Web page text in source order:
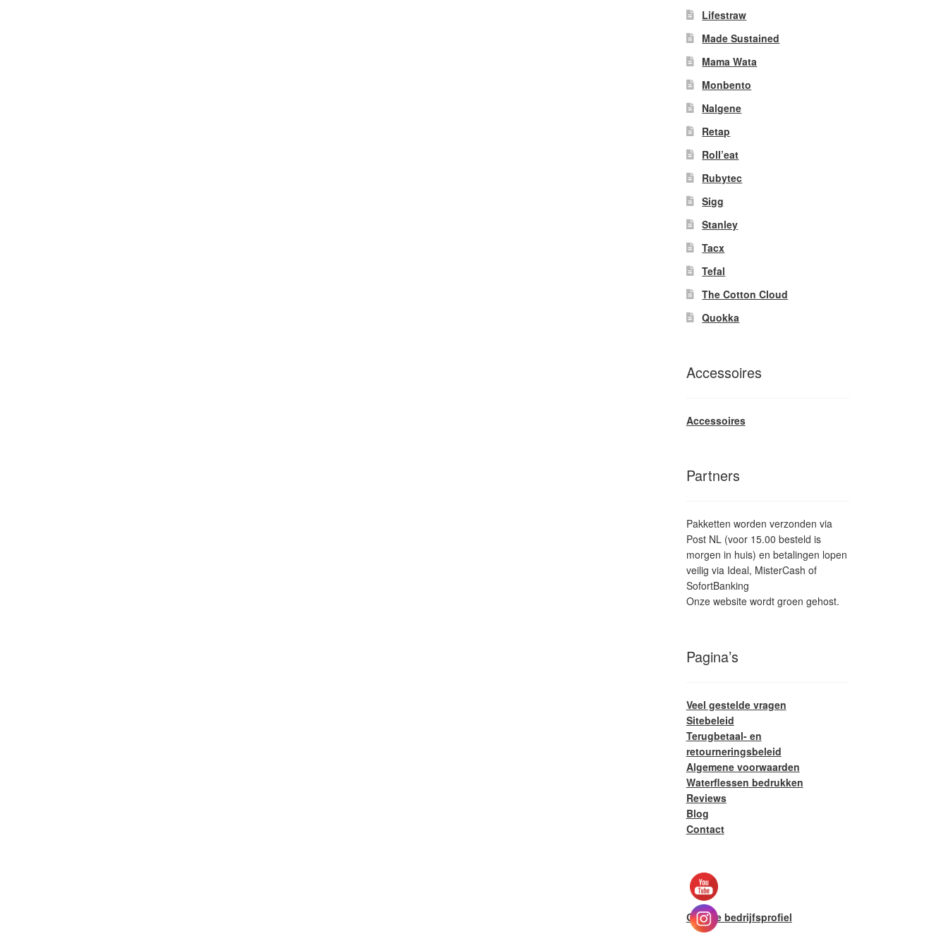
Lifestraw
Made Sustained
Mama Wata
Monbento
Nalgene
Retap
Roll’eat
Rubytec
Sigg
Stanley
Tacx
Tefal
The Cotton Cloud
Quokka
Accessoires
Accessoires
Partners
Pakketten worden verzonden via
Post NL (voor 15.00 besteld is
morgen in huis) en betalingen lopen
veilig via Ideal, MisterCash of
SofortBanking
Onze website wordt groen gehost.
Pagina’s
Veel gestelde vragen
Sitebeleid
Terugbetaal- en
retourneringsbeleid
Algemene voorwaarden
Waterflessen bedrukken
Reviews
Blog
Contact
Google bedrijfsprofiel